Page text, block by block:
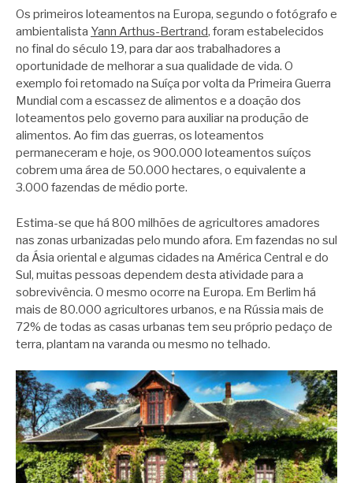
Os primeiros loteamentos na Europa, segundo o fotógrafo e
ambientalista Yann Arthus-Bertrand, foram estabelecidos
no final do século 19, para dar aos trabalhadores a
oportunidade de melhorar a sua qualidade de vida. O
exemplo foi retomado na Suíça por volta da Primeira Guerra
Mundial com a escassez de alimentos e a doação dos
loteamentos pelo governo para auxiliar na produção de
alimentos. Ao fim das guerras, os loteamentos
permaneceram e hoje, os 900.000 loteamentos suíços
cobrem uma área de 50.000 hectares, o equivalente a
3.000 fazendas de médio porte.
Estima-se que há 800 milhões de agricultores amadores
nas zonas urbanizadas pelo mundo afora. Em fazendas no sul
da Ásia oriental e algumas cidades na América Central e do
Sul, muitas pessoas dependem desta atividade para a
sobrevivência. O mesmo ocorre na Europa. Em Berlim há
mais de 80.000 agricultores urbanos, e na Rússia mais de
72% de todas as casas urbanas tem seu próprio pedaço de
terra, plantam na varanda ou mesmo no telhado.